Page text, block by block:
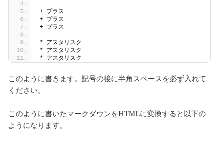
+ プラス
+ プラス
+ プラス
* アスタリスク
* アスタリスク
* アスタリスク
このように書きます。記号の後に半角スペースを必ず入れて
ください。
このように書いたマークダウンをHTMLに変換すると以下の
ようになります。